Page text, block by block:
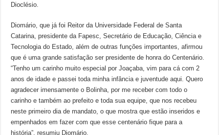
Dioclésio.
Diomário, que já foi Reitor da Universidade Federal de Santa
Catarina, presidente da Fapesc, Secretário de Educação, Ciência e
Tecnologia do Estado, além de outras funções importantes, afirmou
que é uma grande satisfação ser presidente de honra do Centenário.
“Tenho um carinho muito especial por Joaçaba, vim para cá com 2
anos de idade e passei toda minha infância e juventude aqui. Quero
agradecer imensamente o Bolinha, por me receber com todo o
carinho e também ao prefeito e toda sua equipe, que nos recebeu
neste primeiro dia de mandato, o que mostra que estão inseridos e
empenhados em fazer com que esse centenário fique para a
história”, resumiu Diomário.